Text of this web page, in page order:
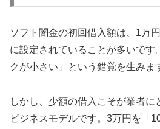
ソフト闇金の初回借入額は、1万
に設定されていることが多いです
クが小さい」という錯覚を生みま
しかし、少額の借入こそが業者に
ビジネスモデルです。3万円を「